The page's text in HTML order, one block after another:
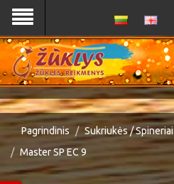
Pagrindinis Sukriukės / Spineriai
Master SP EC 9